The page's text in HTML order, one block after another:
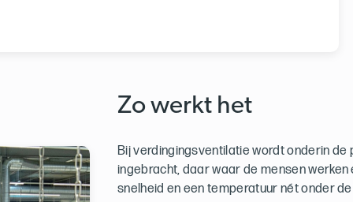
Zo werkt het
Bij verdingingsventilatie wordt onderin
ingebracht, daar waar de mensen
snelheid en een temperatuur nét onder